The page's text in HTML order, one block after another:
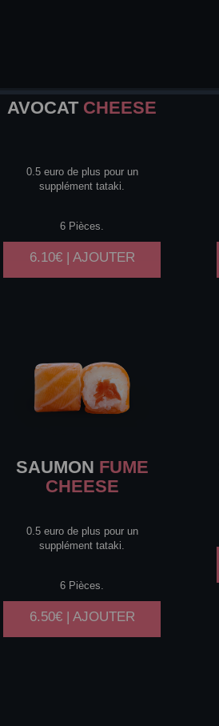
AVOCATCHEESE
0.5 euro de plus pour un
supplément tataki.
6 Pièces.
6.10€ | AJOUTER
SAUMON FUME
CHEESE
0.5 euro de plus pour un
supplément tataki.
6 Pièces.
6.50€ | AJOUTER